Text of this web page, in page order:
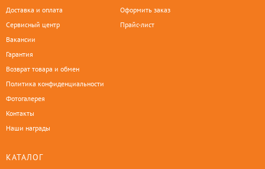
Доставка и оплата
Сервисный центр
Вакансии
Гарантия
Возврат товара и обмен
Политика конфиденциальности
Фотогалерея
Контакты
Наши награды
Оформить заказ
Прайс-лист
КАТАЛОГ